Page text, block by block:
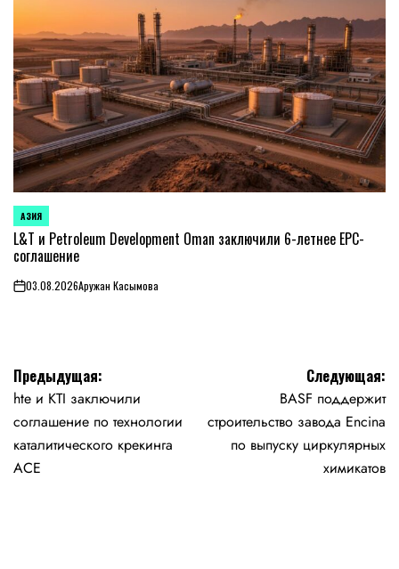
ОПУБЛИКОВАНО
В
АЗИЯ
L&T и Petroleum Development Oman заключили 6-летнее EPC-
соглашение
on03.08.2026Аружан Касымова
Навигация
по
записям
Предыдущая:
hte и KTI заключили
соглашение по технологии
каталитического крекинга
ACE
Следующая:
BASF поддержит
строительство завода Encina
по выпуску циркулярных
химикатов